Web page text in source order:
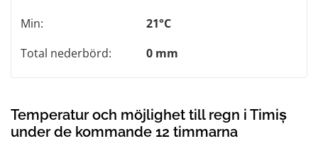
Min:
21°C
Total nederbörd:
0 mm
Temperatur och möjlighet till regn i Timiș
under de kommande 12 timmarna